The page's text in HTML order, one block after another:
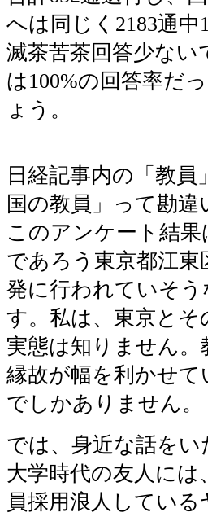
へは同じく2183通中
滅茶苦茶回答少ない
は100%の回答率だ
ょう。
日経記事内の「教
国の教員」って勘
このアンケート結
であろう東京都江
発に行われていそ
す。私は、東京と
実態は知りません
縁故が幅を利かせ
でしかありません。
では、身近な話をい
大学時代の友人には
員採用浪人してい